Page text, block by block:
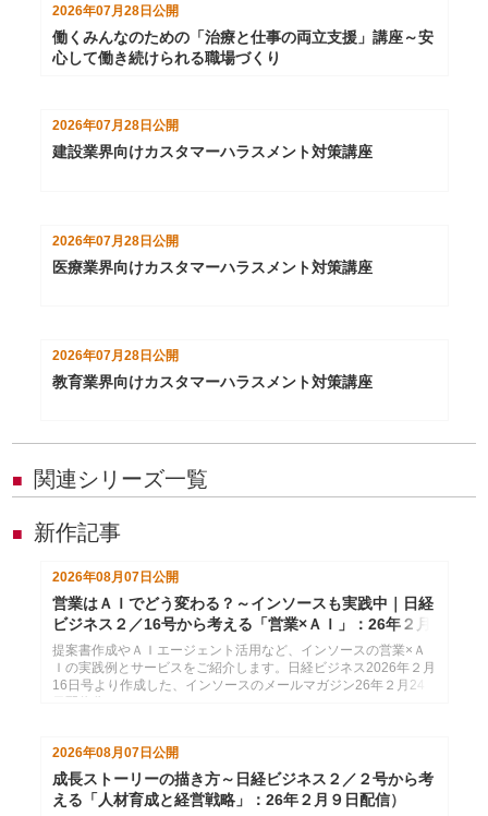
2026年07月28日 公開
働くみんなのための「治療と仕事の両立支援」講座～安
心して働き続けられる職場づくり
2026年07月28日 公開
建設業界向けカスタマーハラスメント対策講座
2026年07月28日公開
医療業界向けカスタマーハラスメント対策講座
2026年07月28日公開
教育業界向けカスタマーハラスメント対策講座
■ 関連シリーズ一覧
■ 新作記事
2026年08月07日 公開
営業はＡＩでどう変わる？～インソースも実践中｜日経
ビジネス２／16号から考える「営業×ＡＩ」：26年２月
24日配信
提案書作成やＡＩエージェント活用など、インソースの営業×Ａ
Ｉの実践例とサービスをご紹介します。日経ビジネス2026年２月
16日号より作成した、インソースのメールマガジン26年２月24
2026年08月07日公開
成長ストーリーの描き方～日経ビジネス２／２号から考
える「人材育成と経営戦略」：26年２月９日配信）